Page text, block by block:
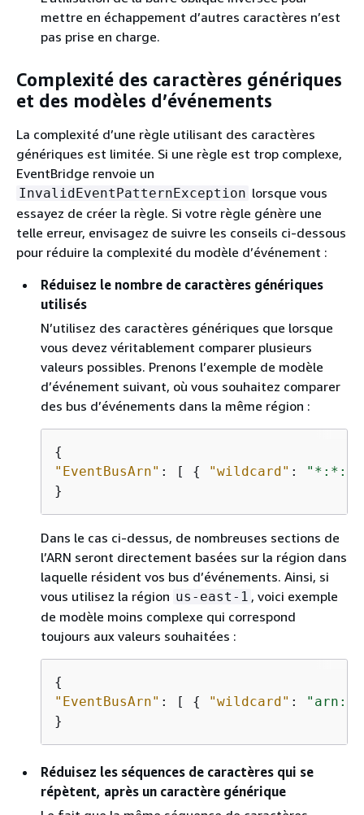
mettre en échappement d’autres caractères n’est
pas prise en charge.
Complexité des caractères génériques
et des modèles d’événements
La complexité d’une règle utilisant des caractères
génériques est limitée. Si une règle est trop complexe,
EventBridge renvoie un
InvalidEventPatternException lorsque vous
essayez de créer la règle. Si votre règle génère une
telle erreur, envisagez de suivre les conseils ci-dessous
pour réduire la complexité du modèle d’événement :
Réduisez le nombre de caractères génériques
utilisés
N’utilisez des caractères génériques que lorsque
vous devez véritablement comparer plusieurs
valeurs possibles. Prenons l’exemple de modèle
d’événement suivant, où vous souhaitez comparer
des bus d’événements dans la même région :
{
"EventBusArn" : [ { "wildcard" :
}
Dans le cas ci-dessus, de nombreuses sections de
l’ARN seront directement basées sur la région dans
laquelle résident vos bus d’événements. Ainsi, si
vous utilisez la région us-east-1 , voici exemple
de modèle moins complexe qui correspond
toujours aux valeurs souhaitées :
{
"EventBusArn" : [ { "wildcard" :
}
Réduisez les séquences de caractères qui se
répètent, après un caractère générique